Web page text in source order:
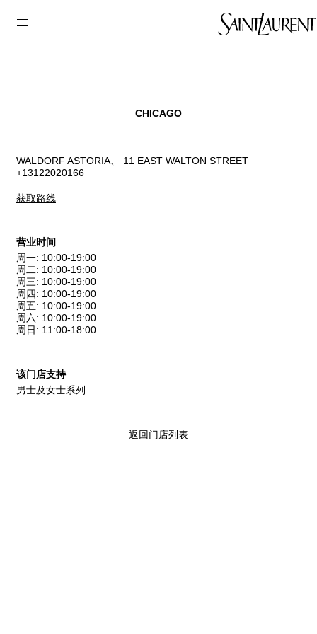
CHICAGO
WALDORF ASTORIA、 11 EAST WALTON STREET
+13122020166
获取路线
营业时间
周一: 10:00-19:00
周二: 10:00-19:00
周三: 10:00-19:00
周四 : 10:00-19:00
周五: 10:00-19:00
周六: 10:00-19:00
周日 : 11:00-18:00
该门店支持
男士及女士系列
返回门店列表